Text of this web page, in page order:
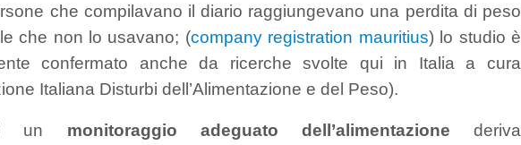
che compilavano il diario raggiungevano una perdita di peso
che non lo usavano; (company registration mauritius) lo studio è
confermato anche da ricerche svolte qui in Italia a cura
Italiana Disturbi dell’Alimentazione e del Peso).
un monitoraggio adeguato dell’alimentazione deriva